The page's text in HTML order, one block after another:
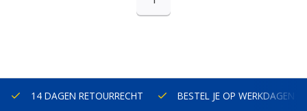
14 DAGEN RETOURRECHT BESTEL JE OP WERKDAGEN